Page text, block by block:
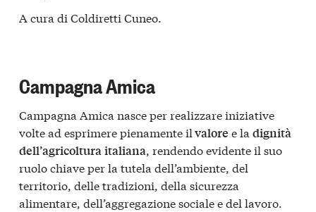
A cura di Coldiretti Cuneo.
Campagna Amica
Campagna Amica nasce per realizzare iniziative
volte ad esprimere pienamente ilvalore e la dignità
dell’agricolturaitaliana, rendendo evidente il suo
ruolo chiave per la tutela dell’ambiente, del
territorio, delle tradizioni, della sicurezza
alimentare, dell’aggregazione sociale e del lavoro.